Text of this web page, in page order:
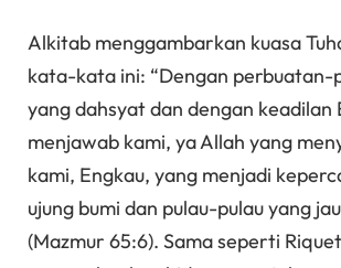
Alkitab menggambarkan kuasa
kata-kata ini: “Dengan perbuatan-
yang dahsyat dan dengan keadilan
menjawab kami, ya Allah yang
kami, Engkau, yang menjadi
ujung bumi dan pulau-pulau yang
(Mazmur 65:6). Sama seperti Riquet